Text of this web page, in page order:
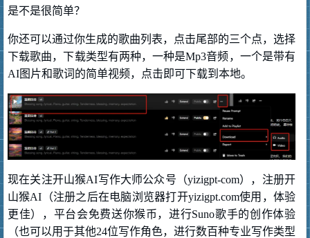
是不是很简单？
你还可以通过你生成的歌曲列表，点击尾部的三个点，选择
下载歌曲，下载类型有两种，一种是Mp3音频，一个是带有
AI图片和歌词的简单视频，点击即可下载到本地。
现在关注开山猴AI写作大师公众号（yizigpt-com），注册开
山猴AI（注册之后在电脑浏览器打开yizigpt.com使用，体验
更佳），平台会免费送你猴币，进行Suno歌手的创作体验
（也可以用于其他24位写作角色，进行数百种专业写作类型